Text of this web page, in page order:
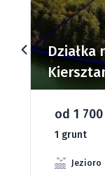
Działki
od 93